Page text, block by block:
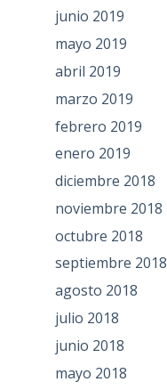
junio 2019
mayo 2019
abril 2019
marzo 2019
febrero 2019
enero 2019
diciembre 2018
noviembre 2018
octubre 2018
septiembre 2018
agosto 2018
julio 2018
junio 2018
mayo 2018